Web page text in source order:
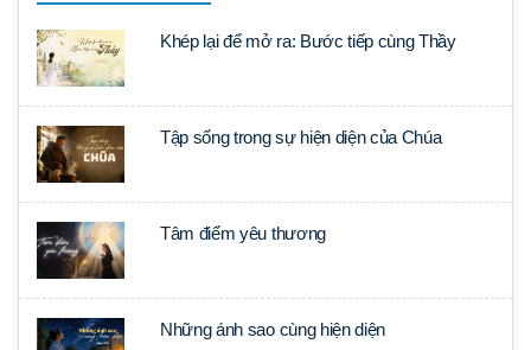
Khép lại để mở ra: Bước tiếp cùng Thầy
Tập sống trong sự hiện diện của Chúa
Tâm điểm yêu thương
Những ánh sao cùng hiện diện